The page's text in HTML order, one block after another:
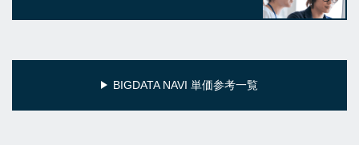
BIGDATA NAVI 単価参考一覧